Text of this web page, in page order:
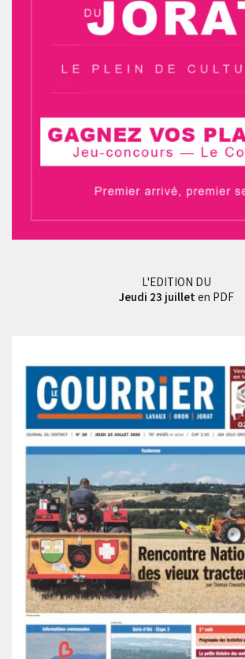
L'EDITION DU
Jeudi 23 juillet en PDF